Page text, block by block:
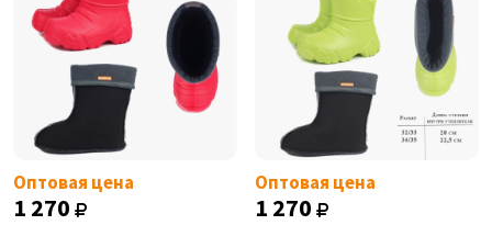
Оптовая цена
1 270
Оптовая цена
1 270